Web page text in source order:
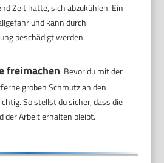
Zeit hatte, sich abzukühlen. Ein
und kann durch
beschädigt werden.
freimachen: Bevor du mit der
groben Schmutz an den
So stellst du sicher, dass die
der Arbeit erhalten bleibt.